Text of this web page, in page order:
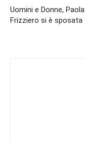
Uomini e Donne, Paola
Frizziero si è sposata